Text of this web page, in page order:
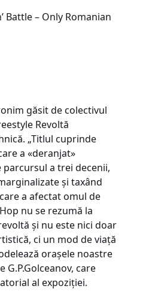
Battle – Only Romanian
găsit de colectivul
Revoltă
„Titlul cuprinde
a «deranjat»
a trei decenii,
și taxând
a afectat omul de
nu se rezumă la
și nu este nici doar
ci un mod de viață
orașele noastre
G.P.Golceanov, care
al expoziției.